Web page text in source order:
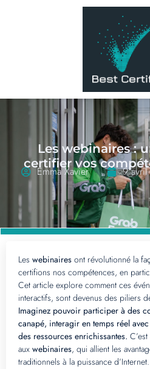
Les webinaires :
certifier vos
Emma Xavier 9
Les webinaires ont révolutionné la
certifions nos compétences, en
Cet article explore comment ces
interactifs, sont devenus des piliers
Imaginez pouvoir participer à des
canapé, interagir en temps réel
des ressources enrichissantes.
aux webinaires, qui allient les
traditionnels à la puissance d’Internet.